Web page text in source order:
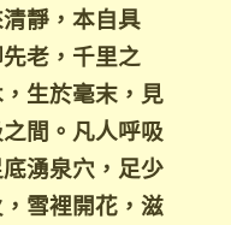
靜，本自具
老，千里之
生於毫末，見
間。凡人呼吸
湧泉穴，足少
雪裡開花，滋